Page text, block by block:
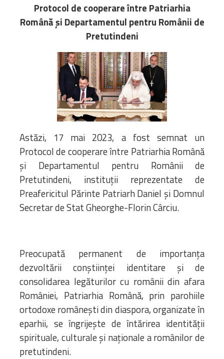
RISORSE
RISORSE
Apostolia Italia
Comunicati stampa
Gli Statuti e le leggi
Lettere pastorali
Biblioteca
Risorse multimediali
Opinioni Ortodosse
Dalla vita
della”famiglia” della
diocesi
CSDE
La Parola del Vescovo
Lectura Lunii
Prezentarea
Parohiilor
CONTATTI
Protocol de cooperare între Patriarhia
Română și Departamentul pentru Românii de
Pretutindeni
Astăzi, 17 mai 2023, a fost semnat un
Protocol de cooperare între Patriarhia Română
și Departamentul pentru Românii de
Pretutindeni, instituții reprezentate de
Preafericitul Părinte Patriarh Daniel și Domnul
Secretar de Stat Gheorghe-Florin Cârciu.
Preocupată permanent de importanţa
dezvoltării conştiinţei identitare şi de
consolidarea legăturilor cu românii din afara
României, Patriarhia Română, prin parohiile
ortodoxe româneşti din diaspora, organizate în
eparhii, se îngrijeşte de întărirea identităţii
spirituale, culturale şi naţionale a românilor de
pretutindeni.